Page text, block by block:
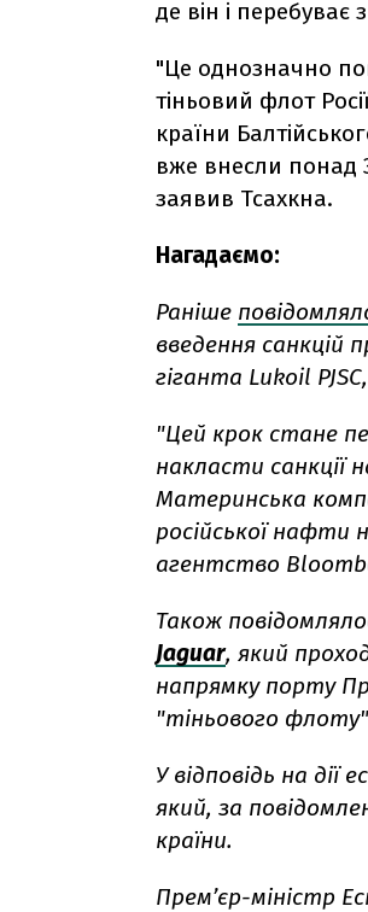
де він і перебуває
"Це однозначно
тіньовий флот
країни
вже внесли понад
заявив Тсахкна.
Нагадаємо:
Раніше
введення санкцій
гіганта Lukoil
"Цей крок стане
накласти санкції
Материнська
російської нафти
агентство
Також
Jaguar, який
напрямку порту
"тіньового
У відповідь на дії
який, за
країни.
Премʼєр-міністр